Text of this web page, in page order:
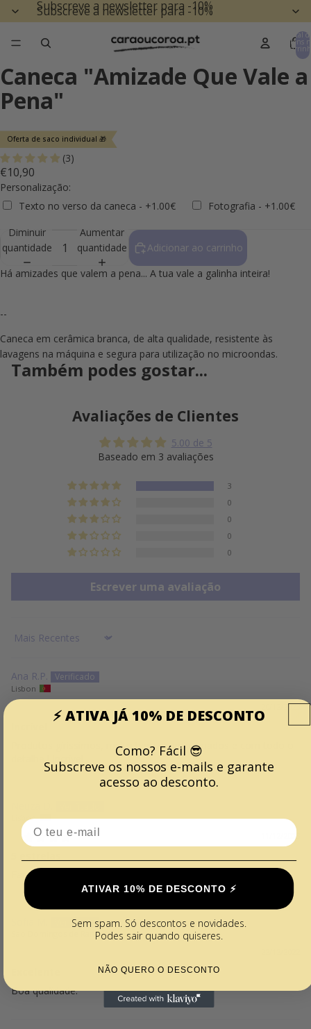
Subscreve a newsletter para -10%
Subscreve a newsletter para -10%
Total
itens
Caneca "Amizade Que Vale a
Pena"
Oferta de saco individual 🎁
(3)
€10,90
Personalização:
Texto no verso da caneca - +1.00€
Fotografia - +1.00€
Selection will add to the price
Diminuir
quantidade
Aumentar
quantidade
Adicionar ao carrinho
Há amizades que valem a pena... A tua vale a galinha inteira!
--
Caneca em cerâmica branca, de alta qualidade, resistente às
lavagens na máquina e segura para utilização no microondas.
Também podes gostar...
Avaliações de Clientes
5.00 de 5
Baseado em 3 avaliações
3
0
0
0
0
Escrever uma avaliação
Sort by
Ana R.P.
Lisbon
20/12/2023
Produtos girissimos, muito bem acondicionados e com todo o
Lisbon
11/12/2023
Fantástico e super atenciosos
Sao Domingos de Rana
Boa qualidade.
⚡️ ATIVA JÁ 10% DE DESCONTO
Como? Fácil 😎
Subscreve os nossos e-mails e garante
acesso ao desconto.
Email
ATIVAR 10% DE DESCONTO ⚡️
Sem spam. Só descontos e novidades.
Podes sair quando quiseres.
NÃO QUERO O DESCONTO